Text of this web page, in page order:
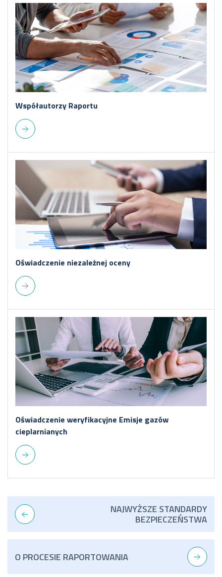
Współautorzy Raportu
Oświadczenie niezależnej oceny
Oświadczenie weryfikacyjne Emisje gazów
cieplarnianych
NAJWYŻSZE STANDARDY
BEZPIECZEŃSTWA
O PROCESIE RAPORTOWANIA